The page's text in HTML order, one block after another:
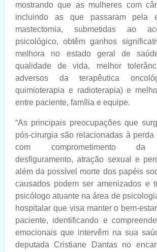
mostrando que as mulheres com
incluindo as que passaram pela
mastectomia, submetidas ao
psicológico, obtêm ganhos
melhora no estado geral de
qualidade de vida, melhor
adversos da terapêutica
quimioterapia e radioterapia) e
entre paciente, família e equipe.
“As principais preocupações que
pós-cirurgia são relacionadas à
com comprometimento da
desfiguramento, atração sexual e
além da possível morte dos papéis
causados podem ser amenizados e
psicólogo atuante na área de
hospitalar que visa manter o bem-
paciente, identificando e
emocionais que intervêm na sua
deputada Cristiane Dantas no